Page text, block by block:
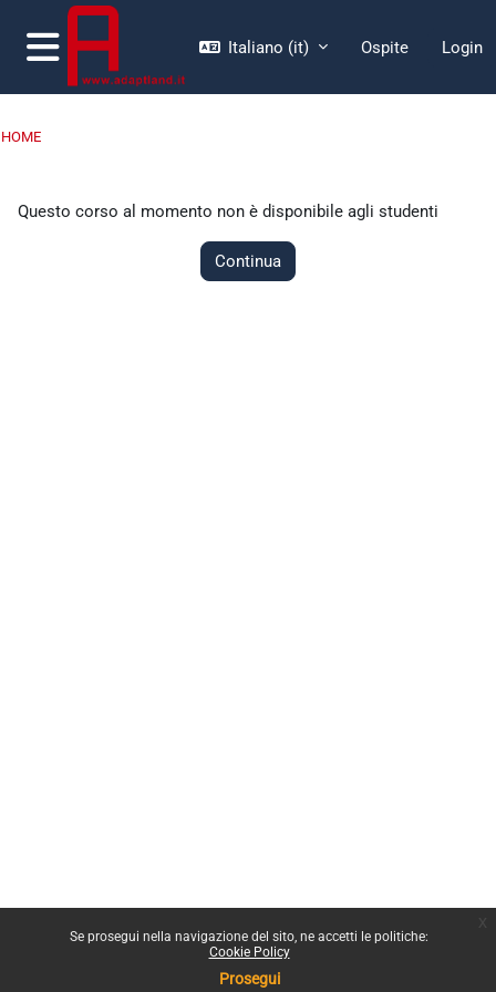
Vai al contenuto principale
Se prosegui nella navigazione del sito, ne accetti le politiche:
Cookie Policy
Prosegui
Pannello laterale
Italiano ‎(it)‎ Ospite Login
HOME
Questo corso al momento non è disponibile agli studenti
Continua